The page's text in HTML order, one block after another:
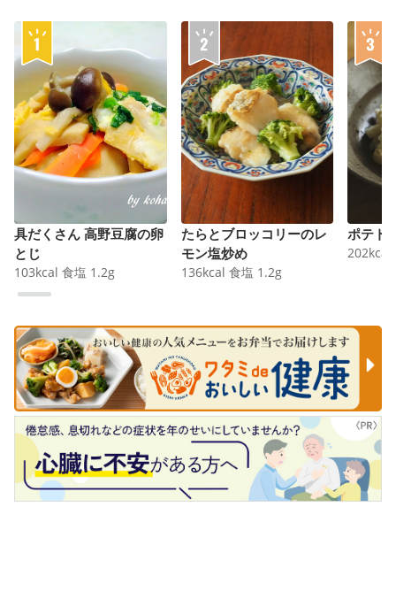
具だくさん 高野豆腐の卵
とじ
103kcal 食塩 1.2g
たらとブロッコリーのレ
モン塩炒め
136kcal 食塩 1.2g
ポテト
202kcal